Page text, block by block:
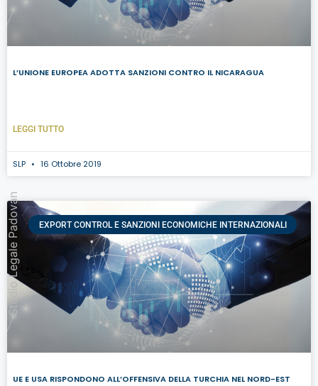
Studio Legale Padovan
L’UNIONE EUROPEA ADOTTA SANZIONI CONTRO IL NICARAGUA
LEGGI TUTTO
SLP 16 Ottobre 2019
EXPORT CONTROL E SANZIONI ECONOMICHE INTERNAZIONALI
UE E USA RISPONDONO ALL’OFFENSIVA DELLA TURCHIA NEL NORD-EST